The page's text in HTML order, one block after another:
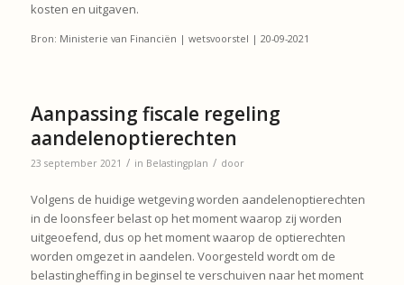
kosten en uitgaven.
Bron: Ministerie van Financiën | wetsvoorstel | 20-09-2021
Aanpassing fiscale regeling
aandelenoptierechten
23 september 2021 / in Belastingplan / door
Volgens de huidige wetgeving worden aandelenoptierechten
in de loonsfeer belast op het moment waarop zij worden
uitgeoefend, dus op het moment waarop de optierechten
worden omgezet in aandelen. Voorgesteld wordt om de
belastingheffing in beginsel te verschuiven naar het moment